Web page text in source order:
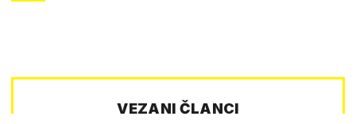
VEZANI ČLANCI